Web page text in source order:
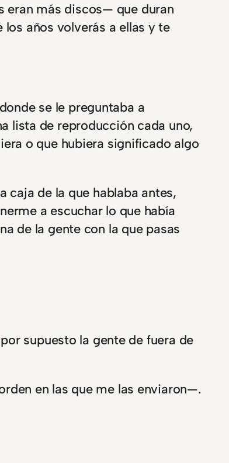
eran más discos— que duran
años volverás a ellas y te
se le preguntaba a
lista de reproducción cada uno,
o que hubiera significado algo
caja de la que hablaba antes,
a escuchar lo que había
de la gente con la que pasas
supuesto la gente de fuera de
en las que me las enviaron—.